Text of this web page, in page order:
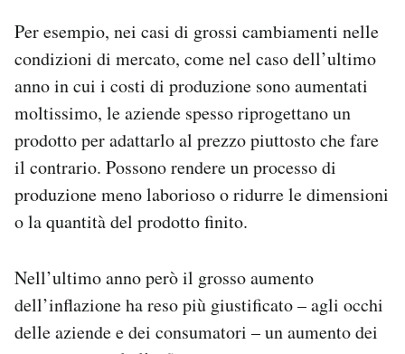
Per esempio, nei casi di grossi cambiamenti nelle
condizioni di mercato, come nel caso dell’ultimo
anno in cui i costi di produzione sono aumentati
moltissimo, le aziende spesso riprogettano un
prodotto per adattarlo al prezzo piuttosto che fare
il contrario. Possono rendere un processo di
produzione meno laborioso o ridurre le dimensioni
o la quantità del prodotto finito.
Nell’ultimo anno però il grosso aumento
dell’inflazione ha reso più giustificato – agli occhi
delle aziende e dei consumatori – un aumento dei